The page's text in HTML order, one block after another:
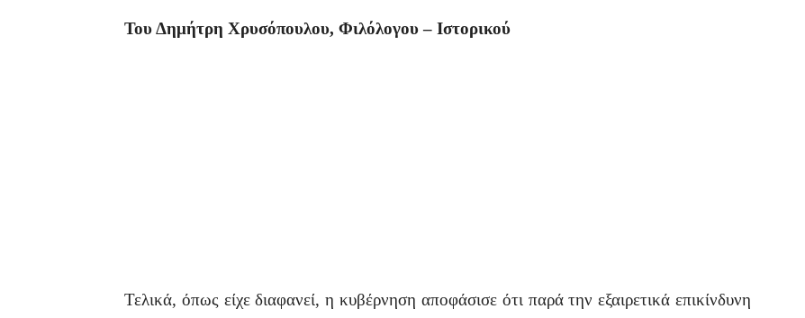
Του Δημήτρη Χρυσόπουλου, Φιλόλογου – Ιστορικού
Τελικά, όπως είχε διαφανεί, η κυβέρνηση αποφάσισε ότι παρά την εξαιρετικά επικίνδυνη